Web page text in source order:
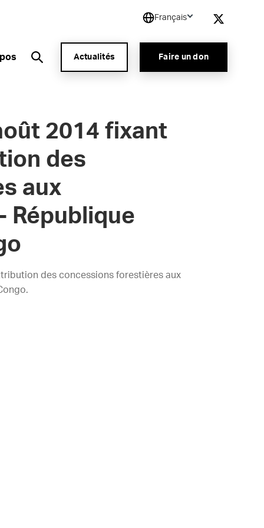
Français
Actualités Faire un don
2014 fixant
des
aux
République
des concessions forestières aux